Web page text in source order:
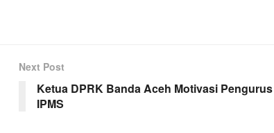
Next Post
Ketua DPRK Banda Aceh Motivasi Pengurus
IPMS